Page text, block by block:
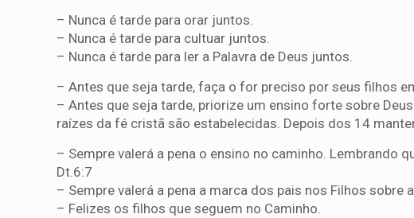
– Nunca é tarde para orar juntos.
– Nunca é tarde para cultuar juntos.
– Nunca é tarde para ler a Palavra de Deus juntos.
– Antes que seja tarde, faça o for preciso por seus filhos
– Antes que seja tarde, priorize um ensino forte sobre
raízes da fé cristã são estabelecidas. Depois dos 14
– Sempre valerá a pena o ensino no caminho. Lembrando
Dt.6:7
– Sempre valerá a pena a marca dos pais nos Filhos sobre
– Felizes os filhos que seguem no Caminho.